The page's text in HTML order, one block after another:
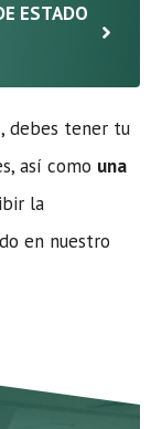
ESTADO
debes tener tu
así como una
la
en nuestro